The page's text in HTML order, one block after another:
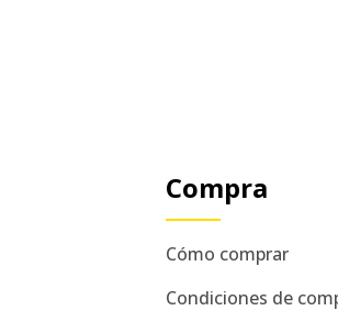
Compra
Cómo comprar
Condiciones de